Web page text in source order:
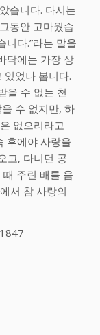
습니다. 다시는
동안 고마웠습
니다.”라는 말을
닥에는 가장 상
있었나 봅니다.
을 수 없는 천
수 없지만, 하
없으리라고
후에야 사랑을
고, 다니던 공
주린 배를 움
서 참 사랑의